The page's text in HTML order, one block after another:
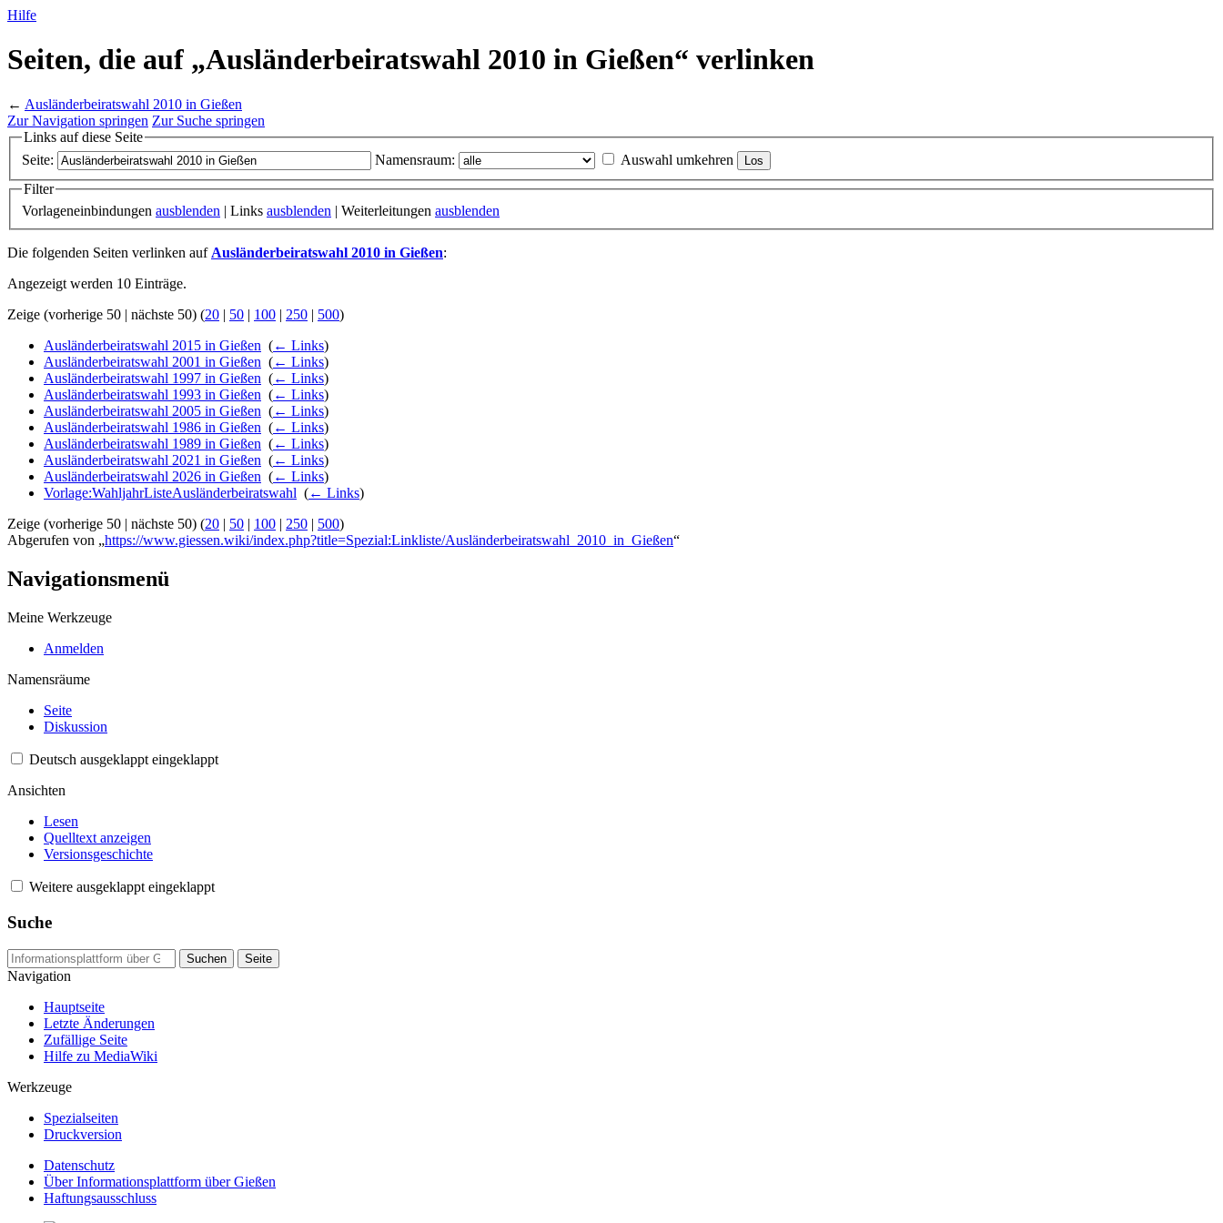
Hilfe
Seiten, die auf „Ausländerbeiratswahl 2010 in Gießen“ verlinken
← Ausländerbeiratswahl 2010 in Gießen
Zur Navigation springen Zur Suche springen
Links auf diese Seite
Seite:
Namensraum:
Auswahl umkehren
Filter
Vorlageneinbindungen ausblenden | Links ausblenden | Weiterleitungen ausblenden
Die folgenden Seiten verlinken auf Ausländerbeiratswahl 2010 in Gießen:
Angezeigt werden 10 Einträge.
Zeige (vorherige 50 | nächste 50) (20 | 50 | 100 | 250 | 500)
Ausländerbeiratswahl 2015 in Gießen (← Links)
Ausländerbeiratswahl 2001 in Gießen (← Links)
Ausländerbeiratswahl 1997 in Gießen (← Links)
Ausländerbeiratswahl 1993 in Gießen (← Links)
Ausländerbeiratswahl 2005 in Gießen (← Links)
Ausländerbeiratswahl 1986 in Gießen (← Links)
Ausländerbeiratswahl 1989 in Gießen (← Links)
Ausländerbeiratswahl 2021 in Gießen (← Links)
Ausländerbeiratswahl 2026 in Gießen (← Links)
Vorlage:WahljahrListeAusländerbeiratswahl (← Links)
Zeige (vorherige 50 | nächste 50) (20 | 50 | 100 | 250 | 500)
Abgerufen von „https://www.giessen.wiki/index.php?title=Spezial:Linkliste/Ausländerbeiratswahl_2010_in_Gießen“
Navigationsmenü
Meine Werkzeuge
Anmelden
Namensräume
Seite
Diskussion
Deutsch ausgeklappt eingeklappt
Ansichten
Lesen
Quelltext anzeigen
Versionsgeschichte
Weitere ausgeklappt eingeklappt
Suche
Navigation
Hauptseite
Letzte Änderungen
Zufällige Seite
Hilfe zu MediaWiki
Werkzeuge
Spezialseiten
Druckversion
Datenschutz
Über Informationsplattform über Gießen
Haftungsausschluss